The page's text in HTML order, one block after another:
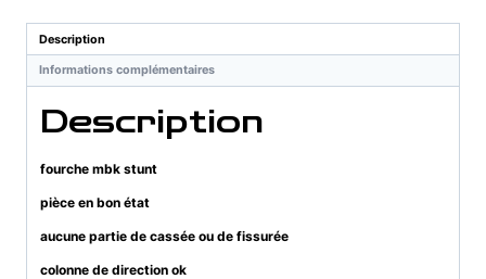
Description
Informations complémentaires
Description
fourche mbk stunt
pièce en bon état
aucune partie de cassée ou de fissurée
colonne de direction ok